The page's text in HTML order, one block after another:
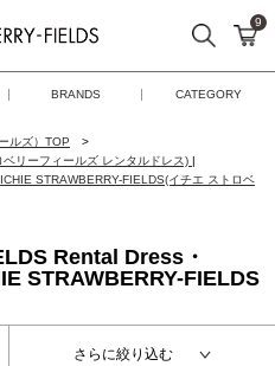
STRAWBERRY-FIELDS
検索 カ
9
BRANDS CATEGORY
ルズ）TOP
リーフィールズ レンタルドレス) |
ICHIE STRAWBERRY-FIELDS(イチエ ストロベ
Rental Dress・
STRAWBERRY-FIELDS
さらに絞り込む